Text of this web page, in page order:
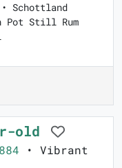
Schottland
Pot Still Rum
old
• Vibrant